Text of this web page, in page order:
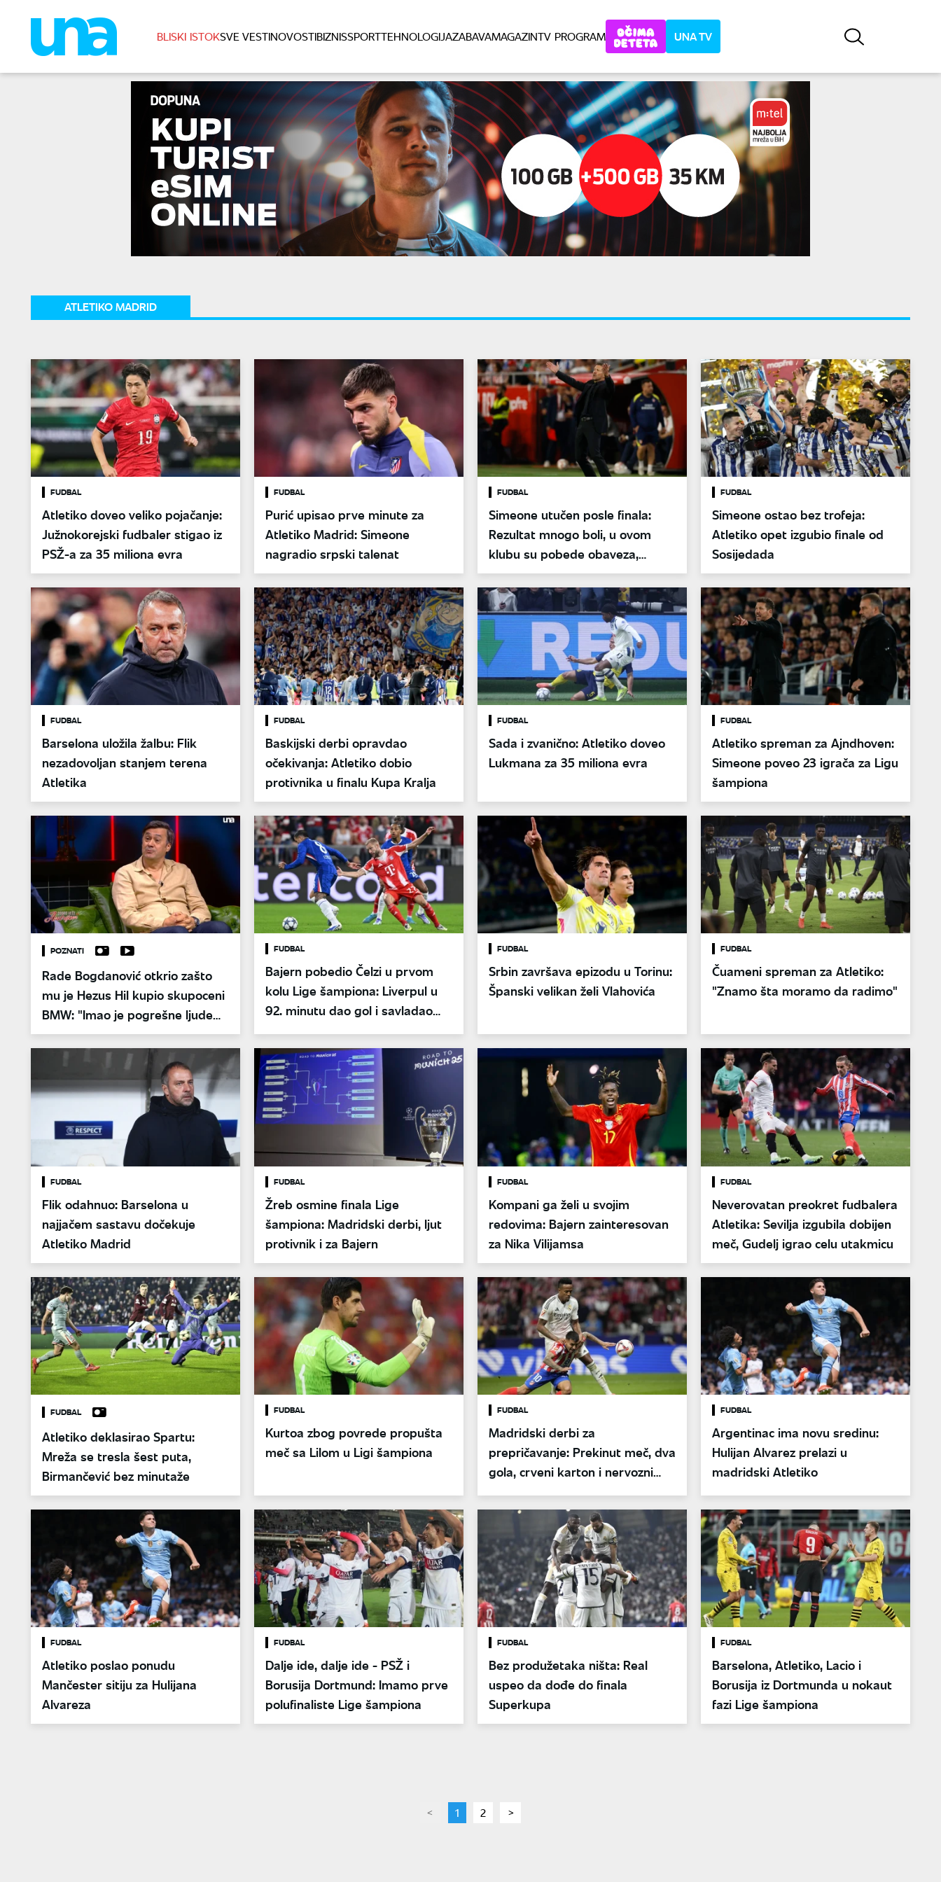
BLISKI ISTOKSVE VESTINOVOSTIBIZNISSPORTTEHNOLOGIJAZABAVAMAGAZINTV PROGRAM UNA TV
ATLETIKO MADRID
FUDBAL
Atletiko doveo veliko pojačanje:
Južnokorejski fudbaler stigao iz
PSŽ-a za 35 miliona evra
FUDBAL
Purić upisao prve minute za
Atletiko Madrid: Simeone
nagradio srpski talenat
FUDBAL
Simeone utučen posle finala:
Rezultat mnogo boli, u ovom
klubu su pobede obaveza,
nismo uspeli
FUDBAL
Simeone ostao bez trofeja:
Atletiko opet izgubio finale od
Sosijedada
FUDBAL
Barselona uložila žalbu: Flik
nezadovoljan stanjem terena
Atletika
FUDBAL
Baskijski derbi opravdao
očekivanja: Atletiko dobio
protivnika u finalu Kupa Kralja
FUDBAL
Sada i zvanično: Atletiko doveo
Lukmana za 35 miliona evra
FUDBAL
Atletiko spreman za Ajndhoven:
Simeone poveo 23 igrača za Ligu
šampiona
POZNATI
Rade Bogdanović otkrio zašto
mu je Hezus Hil kupio skupoceni
BMW: "Imao je pogrešne ljude
oko sebe"
FUDBAL
Bajern pobedio Čelzi u prvom
kolu Lige šampiona: Liverpul u
92. minutu dao gol i savladao
Atletiko
FUDBAL
Srbin završava epizodu u Torinu:
Španski velikan želi Vlahovića
FUDBAL
Čuameni spreman za Atletiko:
"Znamo šta moramo da radimo"
FUDBAL
Flik odahnuo: Barselona u
najjačem sastavu dočekuje
Atletiko Madrid
FUDBAL
Žreb osmine finala Lige
šampiona: Madridski derbi, ljut
protivnik i za Bajern
FUDBAL
Kompani ga želi u svojim
redovima: Bajern zainteresovan
za Nika Vilijamsa
FUDBAL
Neverovatan preokret fudbalera
Atletika: Sevilja izgubila dobijen
meč, Gudelj igrao celu utakmicu
FUDBAL
Atletiko deklasirao Spartu:
Mreža se tresla šest puta,
Birmančević bez minutaže
FUDBAL
Kurtoa zbog povrede propušta
meč sa Lilom u Ligi šampiona
FUDBAL
Madridski derbi za
prepričavanje: Prekinut meč, dva
gola, crveni karton i nervozni
FUDBAL
Argentinac ima novu sredinu:
Hulijan Alvarez prelazi u
madridski Atletiko
FUDBAL
Atletiko poslao ponudu
Mančester sitiju za Hulijana
Alvareza
FUDBAL
Dalje ide, dalje ide - PSŽ i
Borusija Dortmund: Imamo prve
polufinaliste Lige šampiona
FUDBAL
Bez produžetaka ništa: Real
uspeo da dođe do finala
Superkupa
FUDBAL
Barselona, Atletiko, Lacio i
Borusija iz Dortmunda u nokaut
fazi Lige šampiona
pageYou're
1 page
2 page